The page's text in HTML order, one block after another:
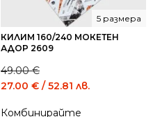
КИЛИМ 160/240 МОКЕТЕН
АДОР 2609
5 размера
49.00€
Original
was:
27.00 € / 52.81 лв.
Комбинирайте